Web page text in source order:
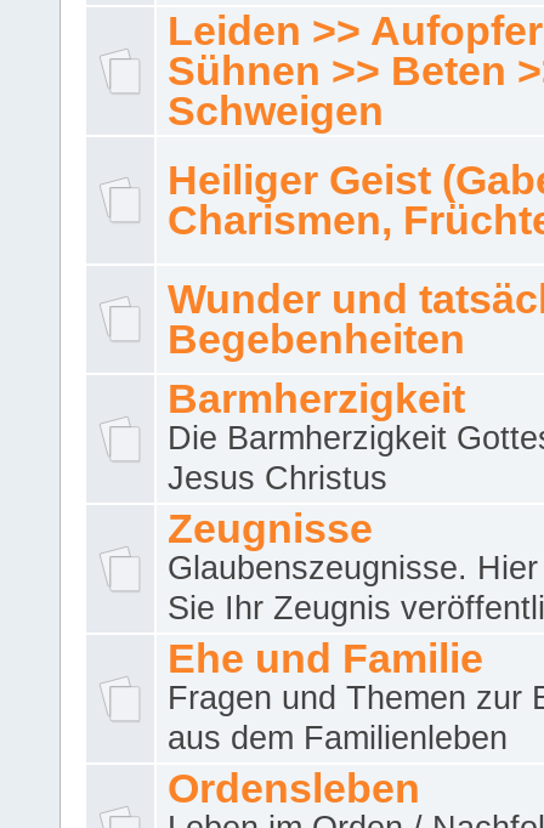
Leiden >>
Sühnen >> Beten
Schweigen
Heiliger Geist
Charismen,
Wunder und
Begebenheiten
Barmherzigkeit
Die Barmherzigkeit
Jesus Christus
Zeugnisse
Glaubenszeugnisse.
Sie Ihr Zeugnis
Ehe und Familie
Fragen und Themen zur
aus dem Familienleben
Ordensleben